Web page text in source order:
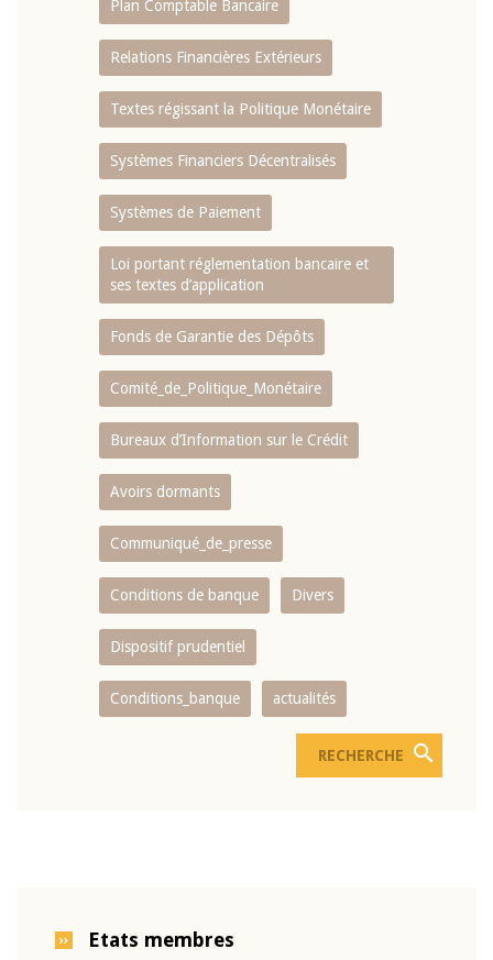
Plan Comptable Bancaire
Relations Financières Extérieurs
Textes régissant la Politique Monétaire
Systèmes Financiers Décentralisés
Systèmes de Paiement
Loi portant réglementation bancaire et
ses textes d’application
Fonds de Garantie des Dépôts
Comité_de_Politique_Monétaire
Bureaux d’Information sur le Crédit
Avoirs dormants
Communiqué_de_presse
Conditions de banque Divers
Dispositif prudentiel
Conditions_banque actualités
Etats membres